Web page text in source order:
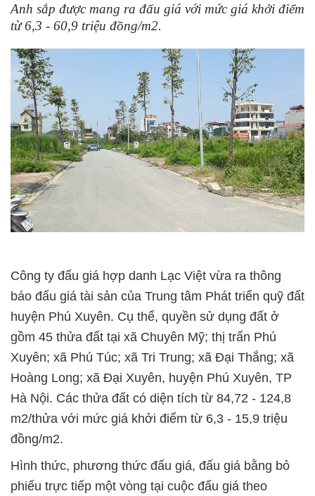
Anh sắp được mang ra đấu giá với mức giá khởi điểm
từ 6,3 - 60,9 triệu đồng/m2.
Công ty đấu giá hợp danh Lạc Việt vừa ra thông
báo đấu giá tài sản của Trung tâm Phát triển quỹ đất
huyện Phú Xuyên. Cụ thể, quyền sử dụng đất ở
gồm 45 thửa đất tại xã Chuyên Mỹ; thị trấn Phú
Xuyên; xã Phú Túc; xã Tri Trung; xã Đại Thắng; xã
Hoàng Long; xã Đại Xuyên, huyện Phú Xuyên, TP
Hà Nội. Các thửa đất có diện tích từ 84,72 - 124,8
m2/thửa với mức giá khởi điểm từ 6,3 - 15,9 triệu
đồng/m2.
Hình thức, phương thức đấu giá, đấu giá bằng bỏ
phiếu trực tiếp một vòng tại cuộc đấu giá theo